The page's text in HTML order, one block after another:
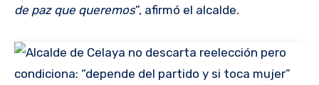
de paz que queremos”, afirmó el alcalde.